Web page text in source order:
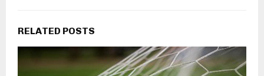
RELATED POSTS